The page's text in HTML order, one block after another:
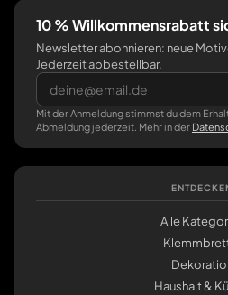
10 % Willkommensrabatt
Newsletter abonnieren: neue
Jederzeit abbestellbar.
Mit der Anmeldung stimmst du dem
Abmeldung jederzeit. Mehr in der
Alle
Haushalt &